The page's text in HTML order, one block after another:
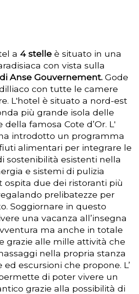
a 4 stelle è situato in una
con vista sulla
Anse Gouvernement. Gode
con tutte le camere
L'hotel è situato a nord-est
più grande isola delle
della famosa Cote d’Or. L'
introdotto un programma
alimentari per integrare le
sostenibilità esistenti nella
e sistemi di pulizia
ospita due dei ristoranti più
prelibatezze per
Soggiornare in questo
una vacanza all’insegna
ma anche in totale
grazie alle mille attività che
nella propria stanza
escursioni che propone. L’
di poter vivere un
grazie alla possibilità di